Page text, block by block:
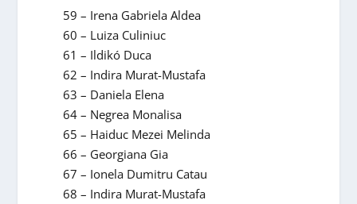
59 – Irena Gabriela Aldea
60 – Luiza Culiniuc
61 – Ildikó Duca
62 – Indira Murat-Mustafa
63 – Daniela Elena
64 – Negrea Monalisa
65 – Haiduc Mezei Melinda
66 – Georgiana Gia
67 – Ionela Dumitru Catau
68 – Indira Murat-Mustafa